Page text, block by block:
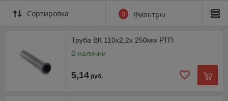
Сортировка 0 Фильтры
Труба ВК 110х2,2х 250мм РТП
В наличии
5,14 руб.